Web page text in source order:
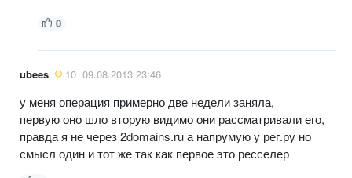
0
ubees 10 09.08.2013 23:46
у меня операция примерно две недели заняла,
первую оно шло вторую видимо они рассматривали его,
правда я не через 2domains.ru а напрумую у рег.ру но
смысл один и тот же так как первое это ресселер